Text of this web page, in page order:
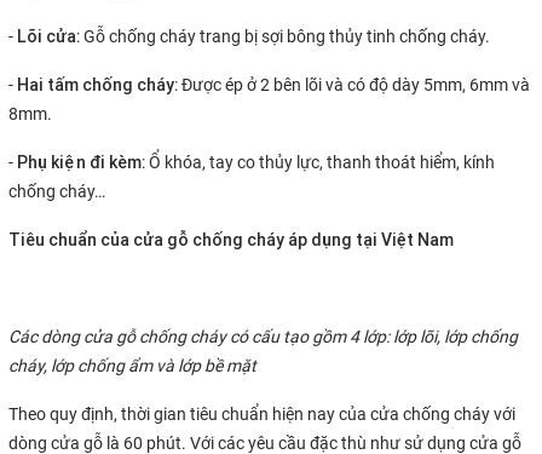
- Lõi cửa: Gỗ chống cháy trang bị sợi bông thủy tinh chống cháy.
- Hai tấm chống cháy: Được ép ở 2 bên lõi và có độ dày 5mm, 6mm và
8mm.
- Phụ kiện đi kèm: Ổ khóa, tay co thủy lực, thanh thoát hiểm, kính
chống cháy…
Tiêu chuẩn của cửa gỗ chống cháy áp dụng tại Việt Nam
Các dòng cửa gỗ chống cháy có cấu tạo gồm 4 lớp: lớp lõi, lớp chống
cháy, lớp chống ẩm và lớp bề mặt
Theo quy định, thời gian tiêu chuẩn hiện nay của cửa chống cháy với
dòng cửa gỗ là 60 phút. Với các yêu cầu đặc thù như sử dụng cửa gỗ